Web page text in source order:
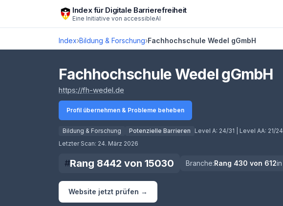
Zum Hauptinhalt springenIndex für Digitale Barrierefreiheit
Eine Initiative von accessibleAI
Index›Bildung & Forschung›Fachhochschule Wedel gGmbH
Score lädt
Fachhochschule Wedel gGmbH
https://fh-wedel.de
Profil übernehmen & Probleme beheben
Bildung & Forschung Potenzielle Barrieren Level A: 24/31 | Level AA: 21/24
Letzter Scan: 24. März 2026
#Rang 8442 von 15030 Branche:Rang 430 von 612in
Website jetzt prüfen →